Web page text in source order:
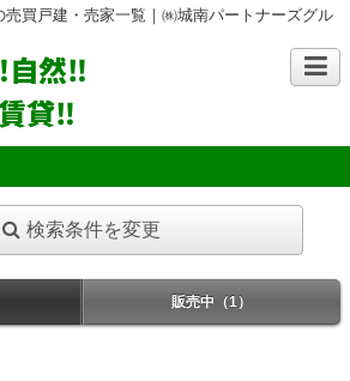
買戸建・売家一覧｜㈱城南パートナーズグル
然‼
貸‼
検索条件を変更
販売中（1）